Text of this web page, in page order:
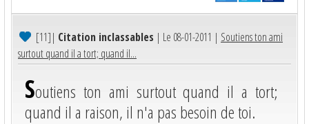
[11]| Citation inclassables | Le 08-01-2011 | Soutiens ton ami
surtout quand il a tort; quand il...
Soutiens ton ami surtout quand il a tort;
quand il a raison, il n'a pas besoin de toi.